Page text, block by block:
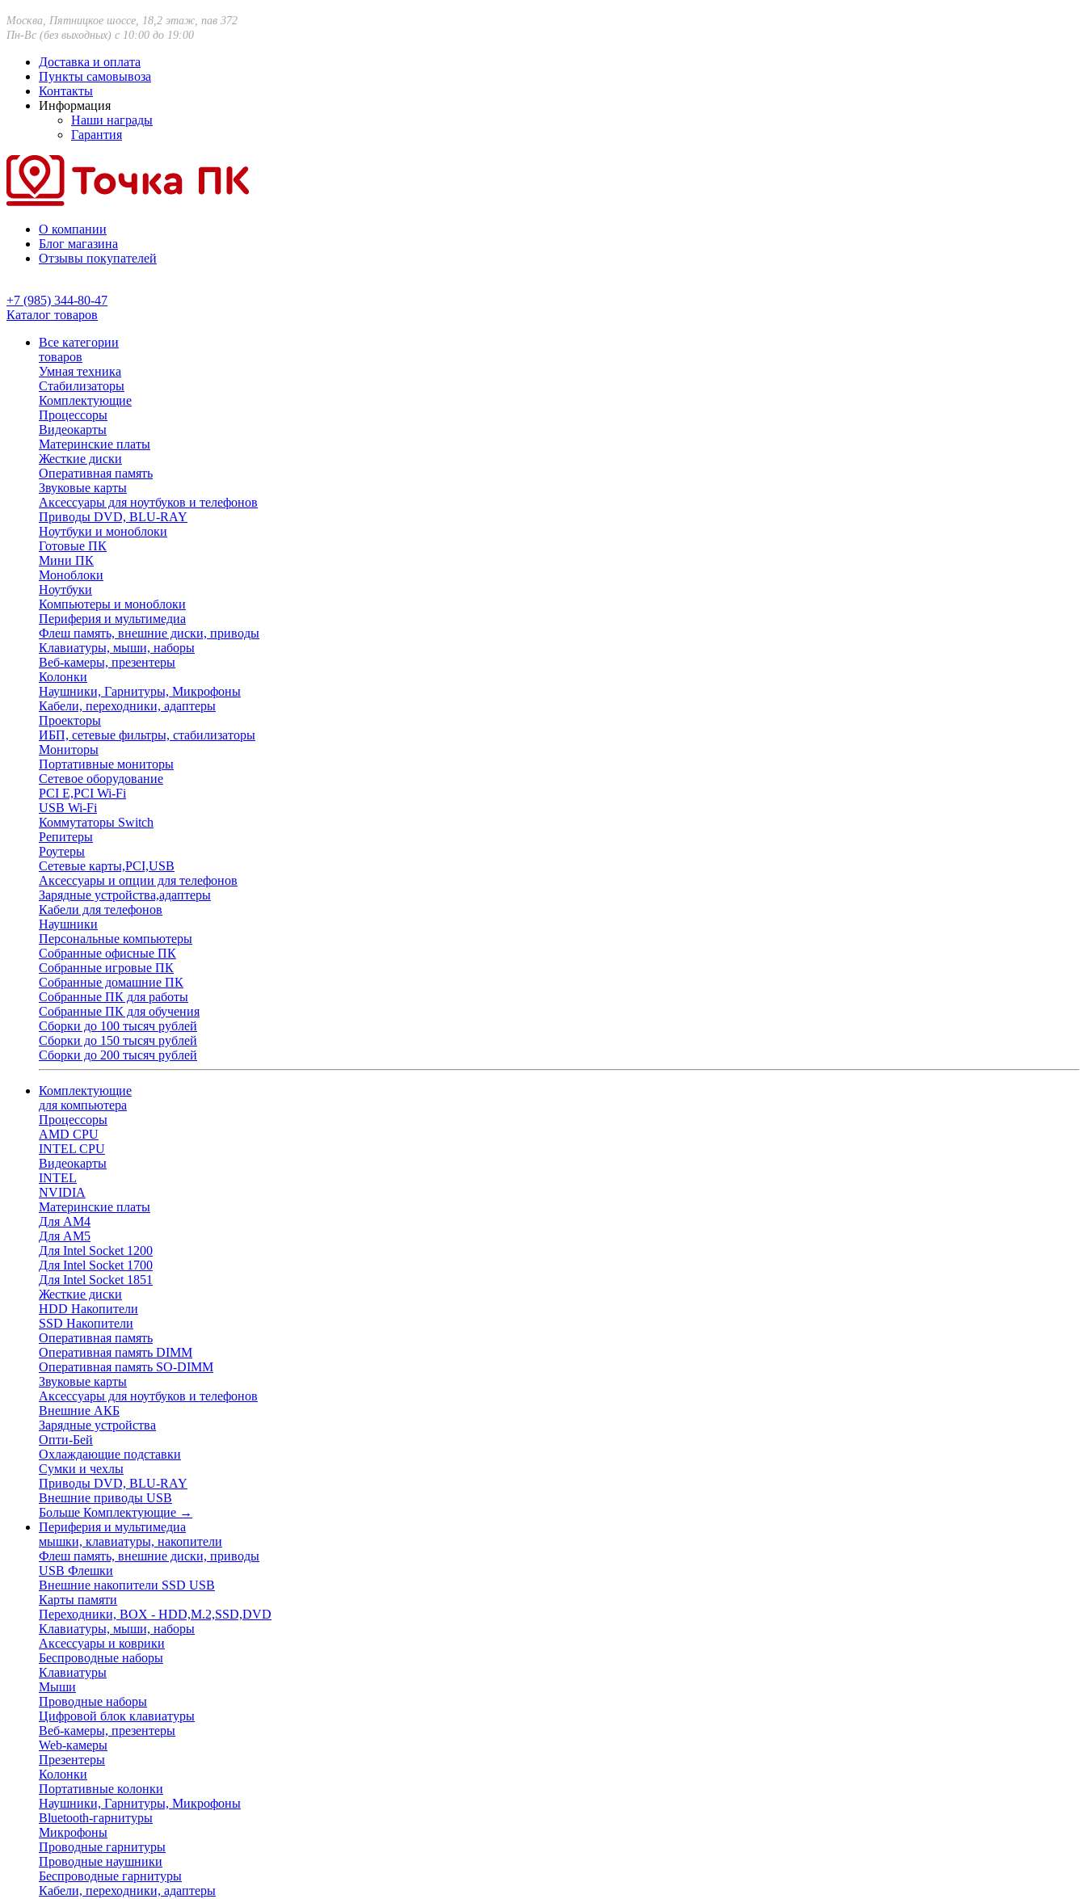
Москва, Пятницкое шоссе, 18,2 этаж, пав 372
Пн-Вс (без выходных) с 10:00 до 19:00
Доставка и оплата
Пункты самовывоза
Контакты
Информация
Наши награды
Гарантия
О компании
Блог магазина
Отзывы покупателей
+7 (985) 344-80-47
Каталог товаров
Все категории
товаров
Умная техника
Стабилизаторы
Комплектующие
Процессоры
Видеокарты
Материнские платы
Жесткие диски
Оперативная память
Звуковые карты
Аксессуары для ноутбуков и телефонов
Приводы DVD, BLU-RAY
Ноутбуки и моноблоки
Готовые ПК
Мини ПК
Моноблоки
Ноутбуки
Компьютеры и моноблоки
Периферия и мультимедиа
Флеш память, внешние диски, приводы
Клавиатуры, мыши, наборы
Веб-камеры, презентеры
Колонки
Наушники, Гарнитуры, Микрофоны
Кабели, переходники, адаптеры
Проекторы
ИБП, сетевые фильтры, стабилизаторы
Мониторы
Портативные мониторы
Сетевое оборудование
PCI E,PCI Wi-Fi
USB Wi-Fi
Коммутаторы Switch
Репитеры
Роутеры
Сетевые карты,PCI,USB
Аксессуары и опции для телефонов
Зарядные устройства,адаптеры
Кабели для телефонов
Наушники
Персональные компьютеры
Собранные офисные ПК
Собранные игровые ПК
Собранные домашние ПК
Собранные ПК для работы
Собранные ПК для обучения
Сборки до 100 тысяч рублей
Сборки до 150 тысяч рублей
Сборки до 200 тысяч рублей
Комплектующие
для компьютера
Процессоры
AMD CPU
INTEL CPU
Видеокарты
INTEL
NVIDIA
Материнские платы
Для AM4
Для AM5
Для Intel Socket 1200
Для Intel Socket 1700
Для Intel Socket 1851
Жесткие диски
HDD Накопители
SSD Накопители
Оперативная память
Оперативная память DIMM
Оперативная память SO-DIMM
Звуковые карты
Аксессуары для ноутбуков и телефонов
Внешние АКБ
Зарядные устройства
Опти-Бей
Охлаждающие подставки
Сумки и чехлы
Приводы DVD, BLU-RAY
Внешние приводы USB
Больше Комплектующие →
Периферия и мультимедиа
мышки, клавиатуры, накопители
Флеш память, внешние диски, приводы
USB Флешки
Внешние накопители SSD USB
Карты памяти
Переходники, BOX - HDD,M.2,SSD,DVD
Клавиатуры, мыши, наборы
Аксессуары и коврики
Беспроводные наборы
Клавиатуры
Мыши
Проводные наборы
Цифровой блок клавиатуры
Веб-камеры, презентеры
Web-камеры
Презентеры
Колонки
Портативные колонки
Наушники, Гарнитуры, Микрофоны
Bluetooth-гарнитуры
Микрофоны
Проводные гарнитуры
Проводные наушники
Беспроводные гарнитуры
Кабели, переходники, адаптеры